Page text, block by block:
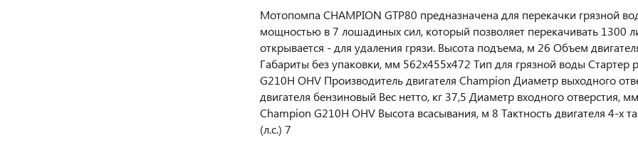
Мотопомпа CHAMPION GTP80 предназначена для перекачки грязной
мощностью в 7 лошадиных сил, который позволяет перекачивать 1300
открывается - для удаления грязи. Высота подъема, м 26 Объем
Габариты без упаковки, мм 562x455x472 Тип для грязной воды
G210H OHV Производитель двигателя Champion Диаметр выходного
двигателя бензиновый Вес нетто, кг 37,5 Диаметр входного отверстия,
Champion G210H OHV Высота всасывания, м 8 Тактность двигателя 4-
(л.с.) 7